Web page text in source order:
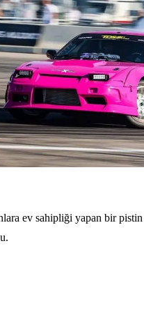
ev sahipliği yapan bir